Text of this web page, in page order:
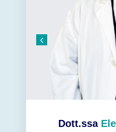
Dott.ssa